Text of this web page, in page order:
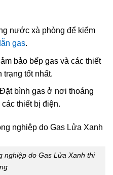
nước xà phòng để kiểm
gas.
bảo bếp gas và các thiết
trạng tốt nhất.
bình gas ở nơi thoáng
thiết bị điện.
nghiệp do Gas Lửa Xanh thi